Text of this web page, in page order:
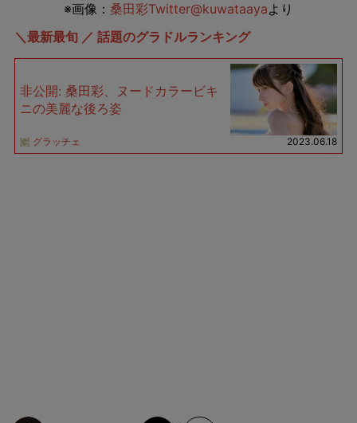
※画像： 桑田彩Twitter@kuwataayaより
＼最新最旬 ／ 話題のグラドルランキング
非公開: 桑田彩、ヌードカラービキ
ニの美麗な後ろ姿
グラッチェ 2023.06.18